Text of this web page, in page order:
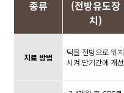
종류
(전방유도장
치)
치료 방법
턱을 전방으로 위치
시켜 단기간에 개선